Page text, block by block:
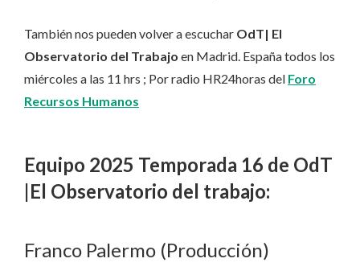
También nos pueden volver a escuchar OdT| El
Observatorio del Trabajo en Madrid. España todos los
miércoles a las 11 hrs ; Por radio HR24horas del Foro
Recursos Humanos
Equipo 2025 Temporada 16 de OdT
|El Observatorio del trabajo:
Franco Palermo (Producción)